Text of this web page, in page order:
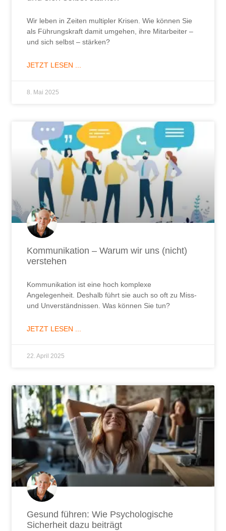
Wir leben in Zeiten multipler Krisen. Wie können Sie
als Führungskraft damit umgehen, ihre Mitarbeiter –
und sich selbst – stärken?
JETZT LESEN ...
8. Mai 2025
Kommunikation – Warum wir uns (nicht)
verstehen
Kommunikation ist eine hoch komplexe
Angelegenheit. Deshalb führt sie auch so oft zu Miss-
und Unverständnissen. Was können Sie tun?
JETZT LESEN ...
22. April 2025
Gesund führen: Wie Psychologische
Sicherheit dazu beiträgt